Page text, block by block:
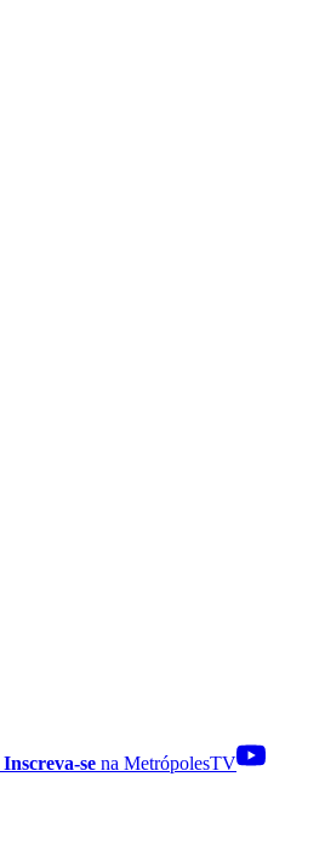
Inscreva-se na MetrópolesTV